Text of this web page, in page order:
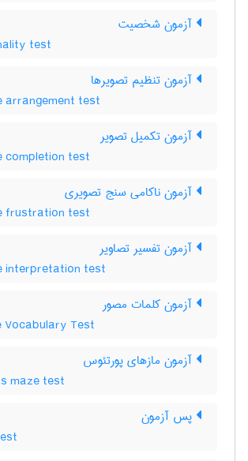
آزمون شخصیت
test
آزمون تنظیم تصویرها
arrangement test
آزمون تکمیل تصویر
completion test
آزمون ناکامی سنج تصویری
frustration test
آزمون تفسیر تصاویر
interpretation test
آزمون کلمات مصور
Vocabulary Test
آزمون مازهای پورتئوس
maze test
پس آزمون